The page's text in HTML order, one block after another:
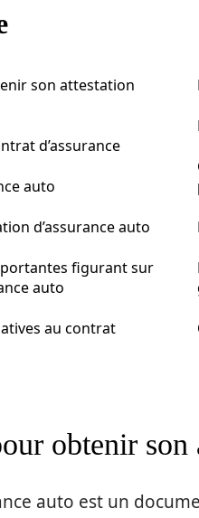
son attestation
d’assurance
auto
d’assurance auto
figurant sur
auto
au contrat
obtenir son
auto est un